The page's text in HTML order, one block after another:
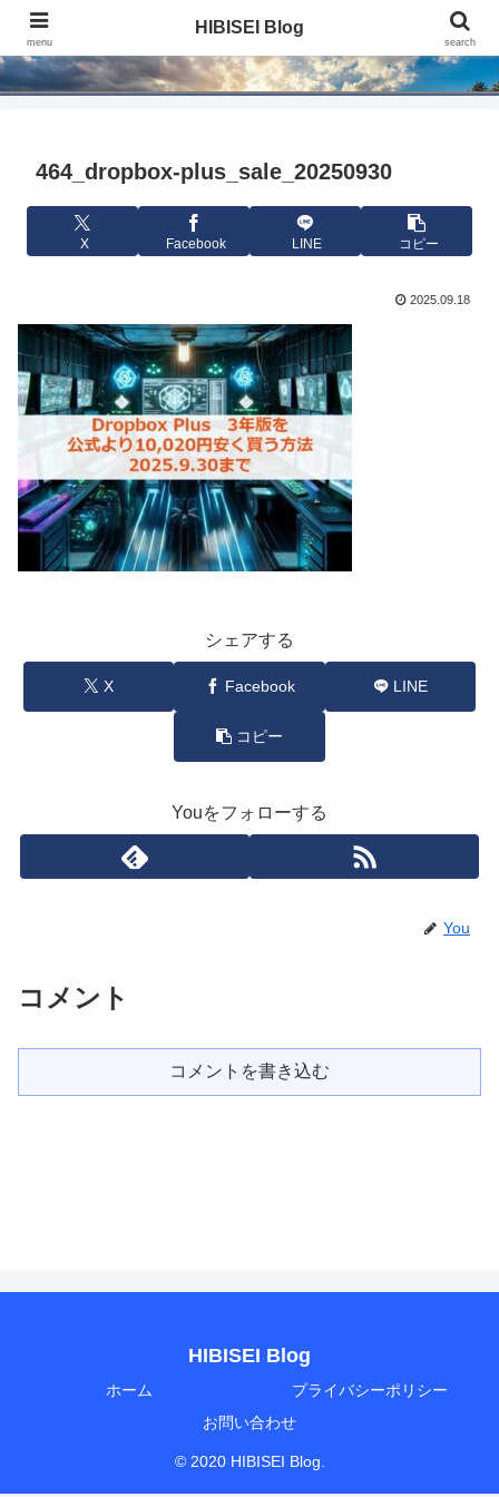
HIBISEI Blog
464_dropbox-plus_sale_20250930
X Facebook LINE コピー
2025.09.18
シェアする
X Facebook LINE
コピー
Youをフォローする
You
コメント
コメントを書き込む
HIBISEI Blog
ホーム
プライバシーポリシー
お問い合わせ
© 2020 HIBISEI Blog.
menu
HIBISEI Blog
search